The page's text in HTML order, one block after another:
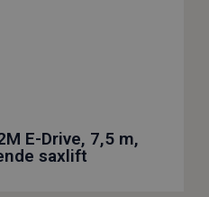
E-Drive, 7,5 m,
saxlift